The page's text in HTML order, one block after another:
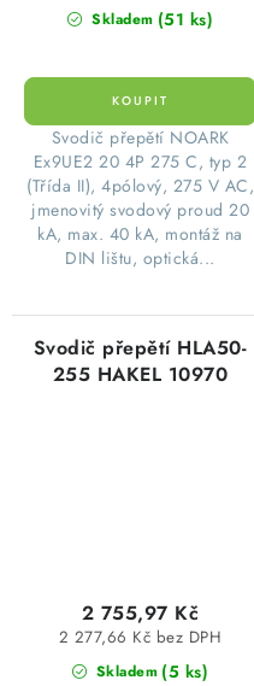
Skladem (51 ks)
​Svodič přepětí NOARK
Ex9UE2 20 4P 275 C, typ 2
(Třída II), 4pólový, 275 V AC,
jmenovitý svodový proud 20
kA, max. 40 kA, montáž na
DIN lištu, optická...
Svodič přepětí HLA50-
255 HAKEL 10970
Skladem (5 ks)
2 277,66 Kč bez DPH
2 755,97 Kč